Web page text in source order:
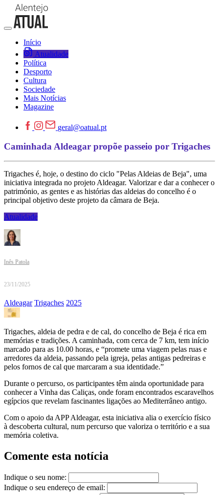
Início
Atualidade
Política
Desporto
Cultura
Sociedade
Mais Notícias
Magazine
geral@oatual.pt
Caminhada Aldeagar propõe passeio por Trigaches
Trigaches é, hoje, o destino do ciclo "Pelas Aldeias de Beja", uma
iniciativa integrada no projeto Aldeagar. Valorizar e dar a conhecer o
património, as gentes e as histórias das aldeias do concelho é o
principal objetivo deste projeto da câmara de Beja.
Atualidade
Inês Patola
23/11/2025
Aldeagar Trigaches 2025
Trigaches, aldeia de pedra e de cal, do concelho de Beja é rica em
memórias e tradições. A caminhada, com cerca de 7 km, tem início
marcado para as 10.00 horas, e “promete uma viagem pelas ruas e
arredores da aldeia, passando pela igreja, pelas antigas pedreiras e
pelos fornos de cal que marcaram a sua identidade.”
Durante o percurso, os participantes têm ainda oportunidade para
conhecer a Vinha das Caliças, onde foram encontrados escaravelhos
egípcios que revelam fascinantes ligações ao Mediterrâneo antigo.
Com o apoio da APP Aldeagar, esta iniciativa alia o exercício físico
à descoberta cultural, num percurso que valoriza o território e a sua
memória coletiva.
Comente esta notícia
Indique o seu nome:
Indique o seu endereço de email: